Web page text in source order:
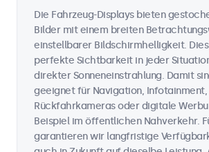
Die Fahrzeug-Displays bieten
Bilder mit einem breiten
einstellbarer Bildschirmhelligkeit.
perfekte Sichtbarkeit in jeder
direkter Sonneneinstrahlung. Damit
geeignet für Navigation, Infotainment,
Rückfahrkameras oder digitale
Beispiel im öffentlichen Nahverkehr.
garantieren wir langfristige